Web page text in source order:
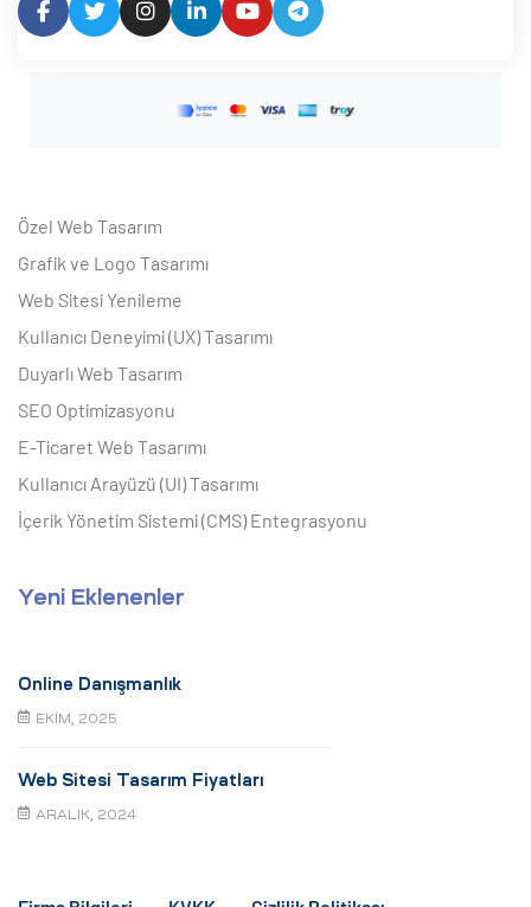
Özel Web Tasarım
Grafik ve Logo Tasarımı
Web Sitesi Yenileme
Kullanıcı Deneyimi (UX) Tasarımı
Duyarlı Web Tasarım
SEO Optimizasyonu
E-Ticaret Web Tasarımı
Kullanıcı Arayüzü (UI) Tasarımı
İçerik Yönetim Sistemi (CMS) Entegrasyonu
Yeni Eklenenler
Online Danışmanlık
EKIM, 2025
Web Sitesi Tasarım Fiyatları
ARALIK, 2024